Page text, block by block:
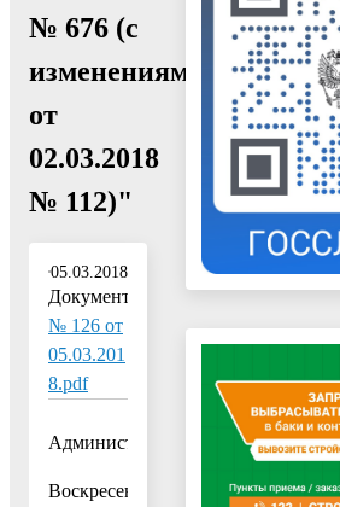
№ 676 (с
изменениями
от
02.03.2018
№ 112)"
05.03.2018
Документ:
№ 126 от
05.03.201
8.pdf
Администрация
Воскресенского